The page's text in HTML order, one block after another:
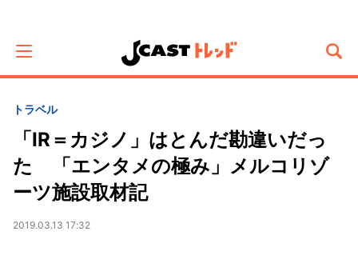
トラベル
「IR＝カジノ」はとんだ勘違いだっ
た 「エンタメの極み」メルコリゾ
ーツ施設取材記
2019.03.13 17:32